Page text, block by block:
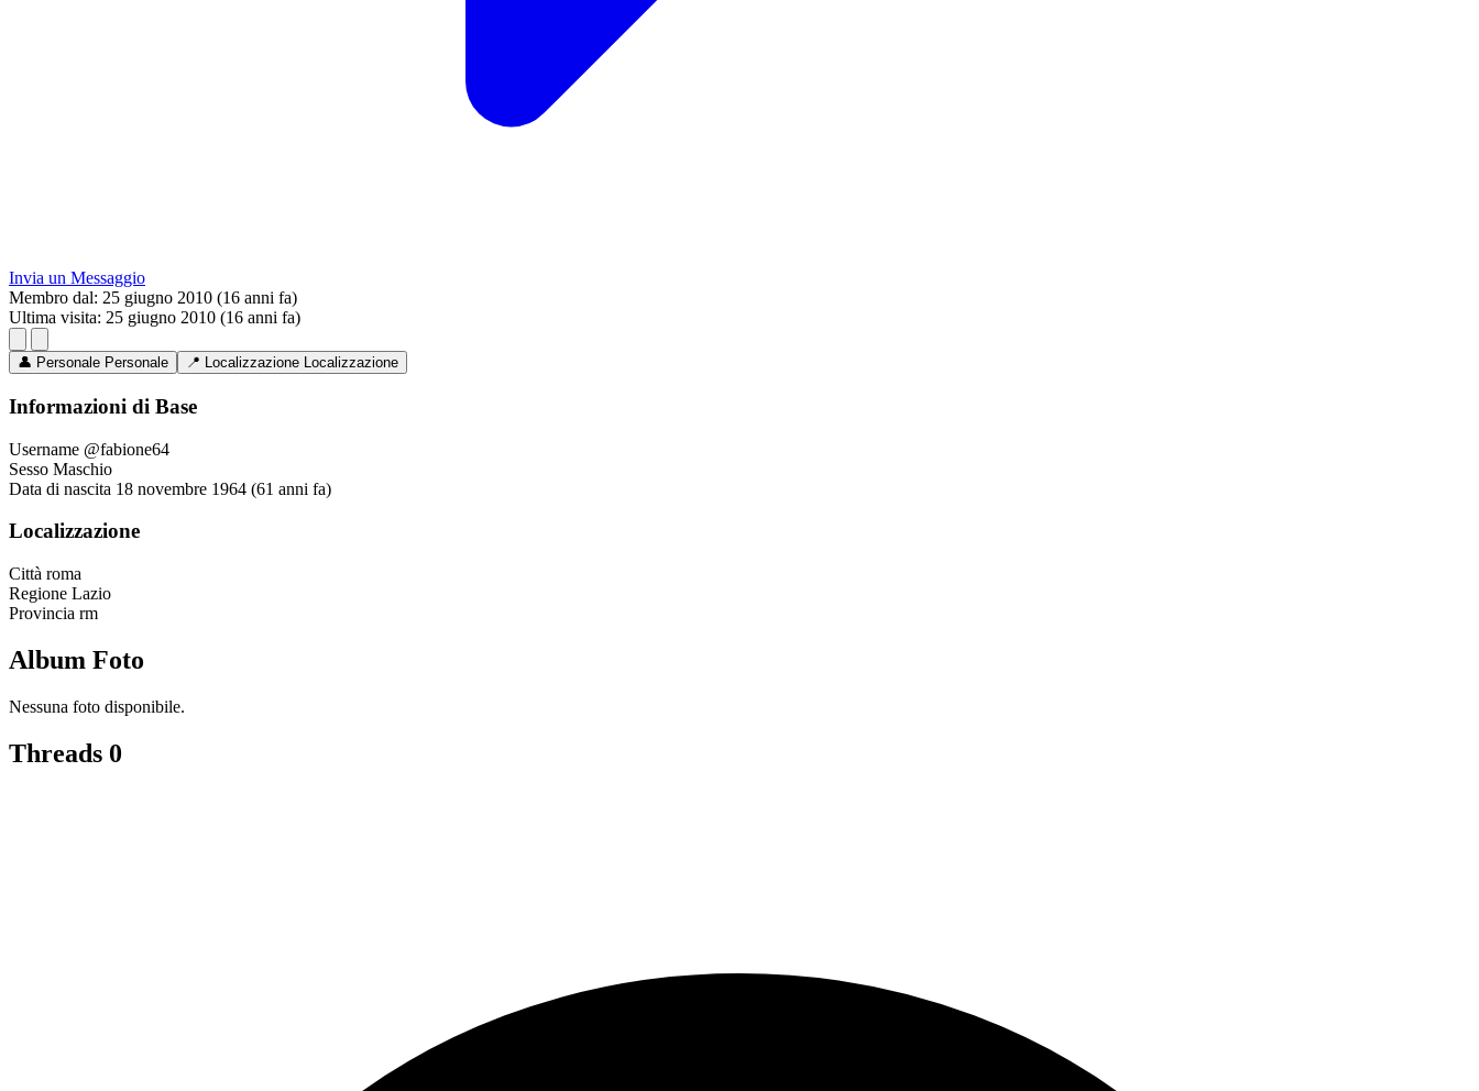
Invia un Messaggio
Membro dal: 25 giugno 2010 (16 anni fa)
Ultima visita: 25 giugno 2010 (16 anni fa)
👤 Personale Personale 📍 Localizzazione Localizzazione
Informazioni di Base
Username @fabione64
Sesso Maschio
Data di nascita 18 novembre 1964 (61 anni fa)
Localizzazione
Città roma
Regione Lazio
Provincia rm
Album Foto
Nessuna foto disponibile.
Threads 0